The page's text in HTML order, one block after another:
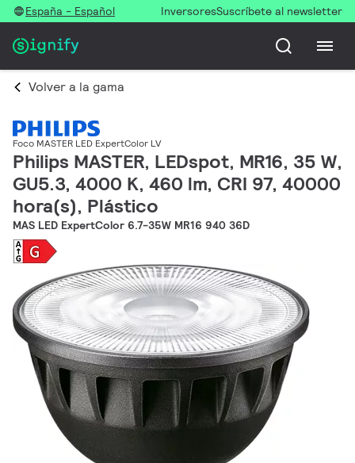
España - Español InversoresSuscríbete al newsletter
Volver a la gama
Foco MASTER LED ExpertColor LV
Philips MASTER, LEDspot, MR16, 35 W,
GU5.3, 4000 K, 460 lm, CRI 97, 40000
hora(s), Plástico
MAS LED ExpertColor 6.7-35W MR16 940 36D